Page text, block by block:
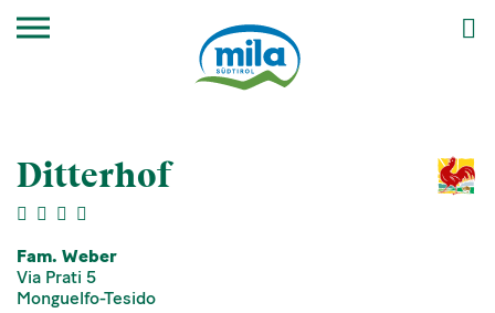
Ditterhof
Fam. Weber
Via Prati 5
Monguelfo-Tesido